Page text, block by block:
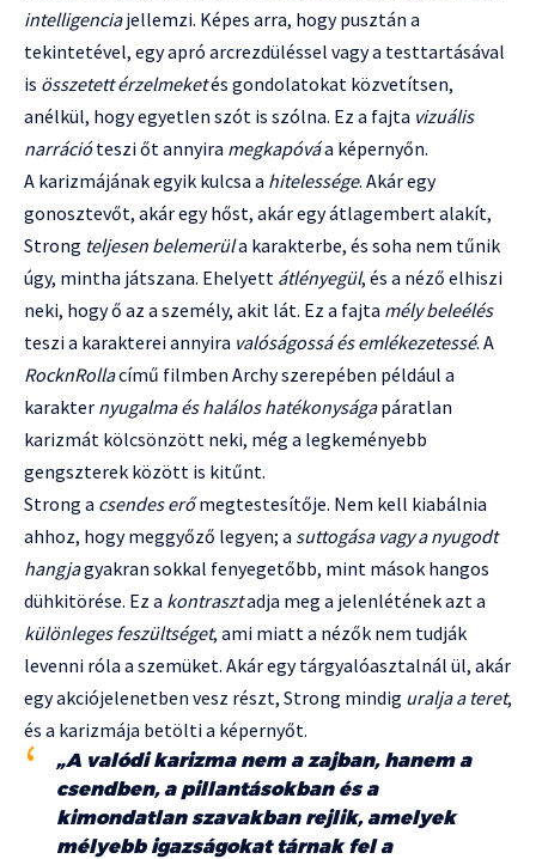
intelligenciajellemzi. Képes arra, hogy pusztán a
tekintetével, egy apró arcrezdüléssel vagy a testtartásával
is összetett érzelmeketés gondolatokat közvetítsen,
anélkül, hogy egyetlen szót is szólna. Ez a fajta vizuális
narrációteszi őt annyira megkapóváa képernyőn.
A karizmájának egyik kulcsa a hitelessége. Akár egy
gonosztevőt, akár egy hőst, akár egy átlagembert alakít,
Strong teljesen belemerüla karakterbe, és soha nem tűnik
úgy, mintha játszana. Ehelyett átlényegül, és a néző elhiszi
neki, hogy ő az a személy, akit lát. Ez a fajta mély beleélés
teszi a karakterei annyira valóságossá és emlékezetessé. A
RocknRollacímű filmben Archy szerepében például a
karakter nyugalma és halálos hatékonyságapáratlan
karizmát kölcsönzött neki, még a legkeményebb
gengszterek között is kitűnt.
Strong a csendes erőmegtestesítője. Nem kell kiabálnia
ahhoz, hogy meggyőző legyen; a suttogása vagy a nyugodt
hangjagyakran sokkal fenyegetőbb, mint mások hangos
dühkitörése. Ez a kontrasztadja meg a jelenlétének azt a
különleges feszültséget, ami miatt a nézők nem tudják
levenni róla a szemüket. Akár egy tárgyalóasztalnál ül, akár
egy akciójelenetben vesz részt, Strong mindig uralja a teret,
és a karizmája betölti a képernyőt.
„A valódi karizma nem a zajban, hanem a
csendben, a pillantásokban és a
kimondatlan szavakban rejlik, amelyek
mélyebb igazságokat tárnak fel a